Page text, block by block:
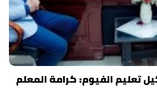
تعليم الفيوم: كرامة المعلم